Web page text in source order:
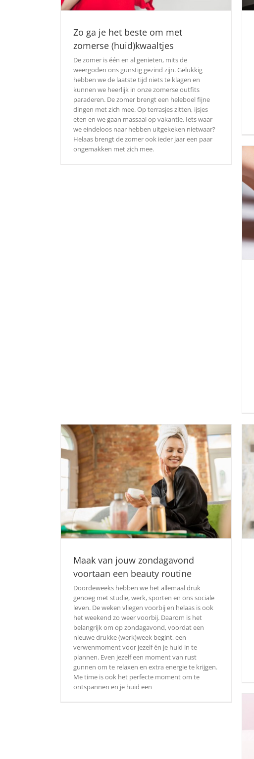
Zo ga je het beste om met
zomerse (huid)kwaaltjes
De zomer is één en al genieten, mits de
weergoden ons gunstig gezind zijn. Gelukkig
hebben we de laatste tijd niets te klagen en
kunnen we heerlijk in onze zomerse outfits
paraderen. De zomer brengt een heleboel fijne
dingen met zich mee. Op terrasjes zitten, ijsjes
eten en we gaan massaal op vakantie. Iets waar
we eindeloos naar hebben uitgekeken nietwaar?
Helaas brengt de zomer ook ieder jaar een paar
ongemakken met zich mee.
Maak van jouw zondagavond
voortaan een beauty routine
Doordeweeks hebben we het allemaal druk
genoeg met studie, werk, sporten en ons sociale
leven. De weken vliegen voorbij en helaas is ook
het weekend zo weer voorbij. Daarom is het
belangrijk om op zondagavond, voordat een
nieuwe drukke (werk)week begint, een
verwenmoment voor jezelf én je huid in te
plannen. Even jezelf een moment van rust
gunnen om te relaxen en extra energie te krijgen.
Me time is ook het perfecte moment om te
ontspannen en je huid een